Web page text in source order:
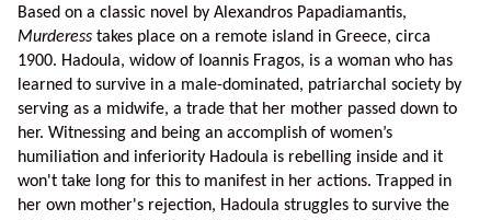
Based on a classic novel by Alexandros Papadiamantis,
Murderess takes place on a remote island in Greece, circa
1900. Hadoula, widow of Ioannis Fragos, is a woman who has
learned to survive in a male-dominated, patriarchal society by
serving as a midwife, a trade that her mother passed down to
her. Witnessing and being an accomplish of women’s
humiliation and inferiority Hadoula is rebelling inside and it
won't take long for this to manifest in her actions. Trapped in
her own mother's rejection, Hadoula struggles to survive the